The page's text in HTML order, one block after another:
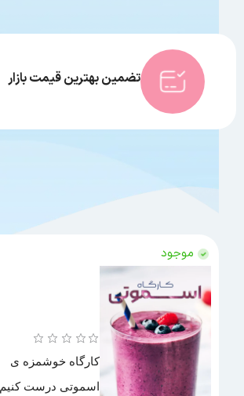
تضمین بهترین قیمت بازار
موجود
کارگاه خوشمزه ی
اسموتی درست کنیم